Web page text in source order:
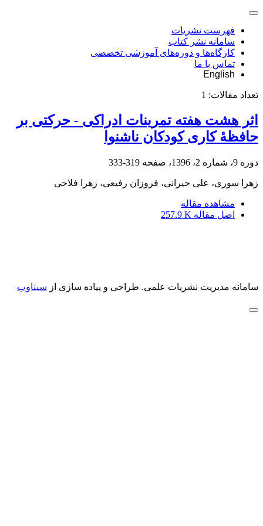
فهرست نشریات
سامانه نشر کتاب
کارگاه‌ها و دوره‌های آموزشی تخصصی
تماس با ما
English
تعداد مقالات: 1
اثر هشت هفته تمرینات ادراکی - حرکتی بر
حافظۀ کاری کودکان ناشنوا
دوره 9، شماره 2، 1396، صفحه 319-333
زهرا سوری، علی حیرانی، فروزان رفیعی، زهرا فلاحی
مشاهده مقاله
اصل مقاله 257.9 K
سامانه مدیریت نشریات علمی. طراحی و پیاده سازی از سیناوب